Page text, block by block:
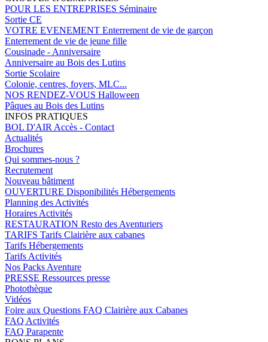
POUR LES ENTREPRISES Séminaire
Sortie CE
VOTRE EVENEMENT Enterrement de vie de garçon
Enterrement de vie de jeune fille
Cousinade - Anniversaire
Anniversaire au Bois des Lutins
Sortie Scolaire
Colonie, centres, foyers, MLC...
NOS RENDEZ-VOUS Halloween
Pâques au Bois des Lutins
INFOS PRATIQUES
BOL D'AIR Accès - Contact
Actualités
Brochures
Qui sommes-nous ?
Recrutement
Nouveau bâtiment
OUVERTURE Disponibilités Hébergements
Planning des Activités
Horaires Activités
RESTAURATION Resto des Aventuriers
TARIFS Tarifs Clairière aux cabanes
Tarifs Hébergements
Tarifs Activités
Nos Packs Aventure
PRESSE Ressources presse
Photothèque
Vidéos
Foire aux Questions FAQ Clairière aux Cabanes
FAQ Activités
FAQ Parapente